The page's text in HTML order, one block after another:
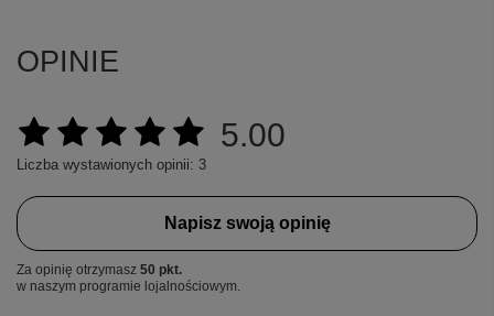
OPINIE
5.00
Liczba wystawionych opinii: 3
Napisz swoją opinię
Za opinię otrzymasz 50 pkt.
w naszym programie lojalnościowym.